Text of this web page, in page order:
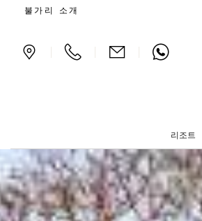
더 불가리 빌라
불가리 소개
리조트